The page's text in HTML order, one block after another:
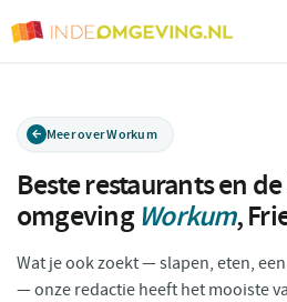
Meer over Workum
Beste restaurants en
omgevingWorkum,
Wat je ook zoekt — slapen, eten,
— onze redactie heeft het mooiste